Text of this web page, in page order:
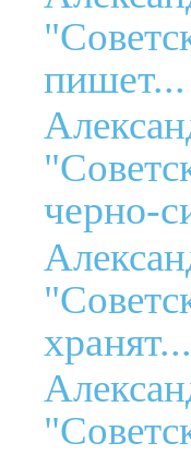
пишет...
черно-
хранят...